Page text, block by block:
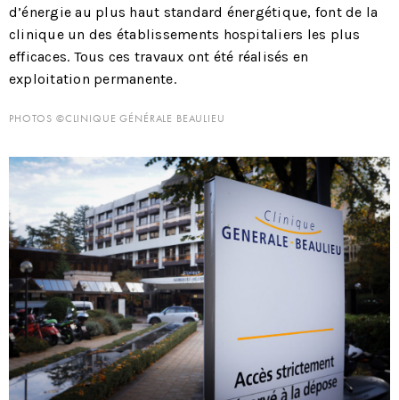
d’énergie au plus haut standard énergétique, font de la
clinique un des établissements hospitaliers les plus
efficaces. Tous ces travaux ont été réalisés en
exploitation permanente.
PHOTOS ©CLINIQUE GÉNÉRALE BEAULIEU